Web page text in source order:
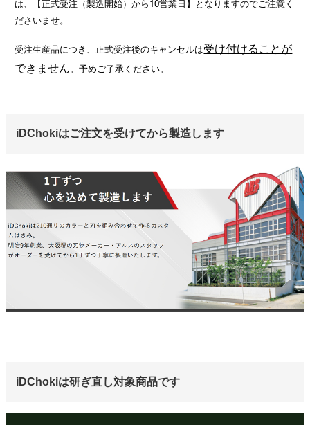
は、【正式受注（製造開始）から10営業日】となりますのでご注意く
ださいませ。
受注生産品につき、正式受注後のキャンセルは受け付けることが
できません。予めご了承ください。
iDChokiはご注文を受けてから製造します
iDChokiは研ぎ直し対象商品です